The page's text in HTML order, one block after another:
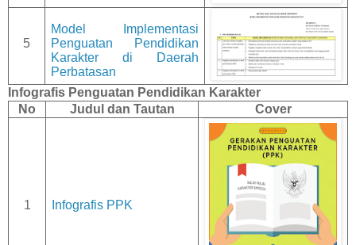
5
Model Implementasi
Penguatan Pendidikan
Karakter di Daerah
Perbatasan
Infografis Penguatan Pendidikan Karakter
No
Judul dan Tautan Cover
1 Infografis PPK